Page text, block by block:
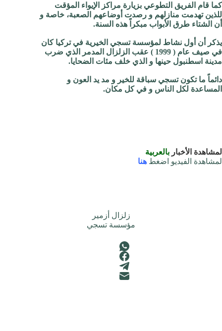
كما قام الفريق التطوعي بزيارة مراكز الإيواء المؤقت
للذين تهدمت منازلهم و رصدت أوضاعهم الصعبة، خاصة و
أن الشتاء طرق الأبواب مبكراً هذه السنة.
يذكر أن أول نشاط لمؤسسة تسجي الخيرية في تركيا كان
في صيف عام ( 1999 ) عقب الزلزال المدمر الذي ضرب
مدينة اسطنبول حينها و الذي خلف مئات الضحايا.
دائماً ما تكون تسجي سباقة للخير و مد يد العون و
المساعدة لكل الناس و في كل مكان.
لمشاهدة الأخبار بالعربية
لمشاهدة الفيديو اضغط هنا
زلزال أزمير
مؤسسة تسجي